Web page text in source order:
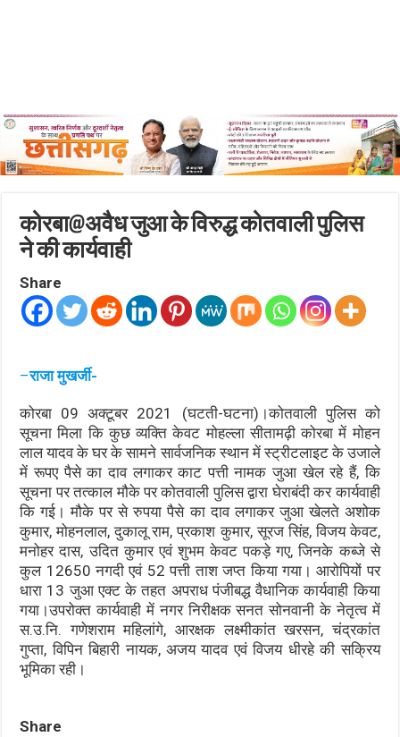
कोरबा@अवैध जुआ के विरुद्ध कोतवाली पुलिस
ने की कार्यवाही
Share
–राजा मुखर्जी-
कोरबा 09 अक्टूबर 2021 (घटती-घटना)।कोतवाली पुलिस को
सूचना मिला कि कुछ व्यक्ति केवट मोहल्ला सीतामढ़ी कोरबा में मोहन
लाल यादव के घर के सामने सार्वजनिक स्थान में स्ट्रीटलाइट के उजाले
में रूपए पैसे का दाव लगाकर काट पत्ती नामक जुआ खेल रहे हैं, कि
सूचना पर तत्काल मौके पर कोतवाली पुलिस द्वारा घेराबंदी कर कार्यवाही
कि गई। मौके पर से रुपया पैसे का दाव लगाकर जुआ खेलते अशोक
कुमार, मोहनलाल, दुकालू राम, प्रकाश कुमार, सूरज सिंह, विजय केवट,
मनोहर दास, उदित कुमार एवं शुभम केवट पकड़े गए, जिनके कब्जे से
कुल 12650 नगदी एवं 52 पत्ती ताश जप्त किया गया। आरोपियों पर
धारा 13 जुआ एक्ट के तहत अपराध पंजीबद्ध वैधानिक कार्यवाही किया
गया।उपरोक्त कार्यवाही में नगर निरीक्षक सनत सोनवानी के नेतृत्व में
स.उ.नि. गणेशराम महिलांगे, आरक्षक लक्ष्मीकांत खरसन, चंद्रकांत
गुप्ता, विपिन बिहारी नायक, अजय यादव एवं विजय धीरहे की सक्रिय
भूमिका रही।
Share